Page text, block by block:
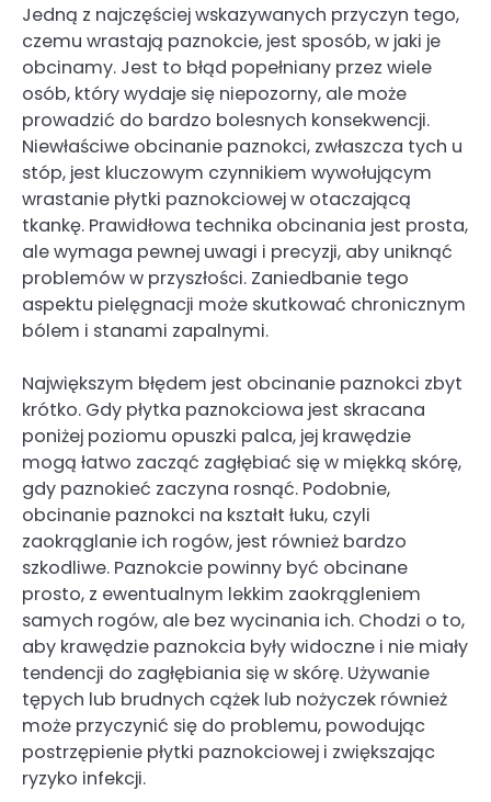
Jedną z najczęściej wskazywanych przyczyn tego,
czemu wrastają paznokcie, jest sposób, w jaki je
obcinamy. Jest to błąd popełniany przez wiele
osób, który wydaje się niepozorny, ale może
prowadzić do bardzo bolesnych konsekwencji.
Niewłaściwe obcinanie paznokci, zwłaszcza tych u
stóp, jest kluczowym czynnikiem wywołującym
wrastanie płytki paznokciowej w otaczającą
tkankę. Prawidłowa technika obcinania jest prosta,
ale wymaga pewnej uwagi i precyzji, aby uniknąć
problemów w przyszłości. Zaniedbanie tego
aspektu pielęgnacji może skutkować chronicznym
bólem i stanami zapalnymi.
Największym błędem jest obcinanie paznokci zbyt
krótko. Gdy płytka paznokciowa jest skracana
poniżej poziomu opuszki palca, jej krawędzie
mogą łatwo zacząć zagłębiać się w miękką skórę,
gdy paznokieć zaczyna rosnąć. Podobnie,
obcinanie paznokci na kształt łuku, czyli
zaokrąglanie ich rogów, jest również bardzo
szkodliwe. Paznokcie powinny być obcinane
prosto, z ewentualnym lekkim zaokrągleniem
samych rogów, ale bez wycinania ich. Chodzi o to,
aby krawędzie paznokcia były widoczne i nie miały
tendencji do zagłębiania się w skórę. Używanie
tępych lub brudnych cążek lub nożyczek również
może przyczynić się do problemu, powodując
postrzępienie płytki paznokciowej i zwiększając
ryzyko infekcji.